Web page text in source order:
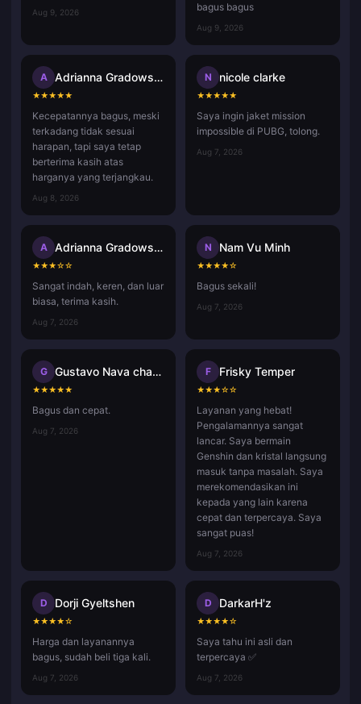
Aug 9, 2026
bagus bagus
Aug 9, 2026
A Adrianna Gradowska
★★★★★
Kecepatannya bagus, meski
terkadang tidak sesuai
harapan, tapi saya tetap
berterima kasih atas
harganya yang terjangkau.
Aug 8, 2026
N nicole clarke
★★★★★
Saya ingin jaket mission
impossible di PUBG, tolong.
Aug 7, 2026
A Adrianna Gradowska
★★★☆☆
Sangat indah, keren, dan luar
biasa, terima kasih.
Aug 7, 2026
N Nam Vu Minh
★★★★☆
Bagus sekali!
Aug 7, 2026
G Gustavo Nava chavez
★★★★★
Bagus dan cepat.
Aug 7, 2026
F Frisky Temper
★★★☆☆
Layanan yang hebat!
Pengalamannya sangat
lancar. Saya bermain
Genshin dan kristal langsung
masuk tanpa masalah. Saya
merekomendasikan ini
kepada yang lain karena
cepat dan terpercaya. Saya
sangat puas!
Aug 7, 2026
D Dorji Gyeltshen
★★★★☆
Harga dan layanannya
bagus, sudah beli tiga kali.
Aug 7, 2026
D DarkarH'z
★★★★☆
Saya tahu ini asli dan
terpercaya ✅
Aug 7, 2026